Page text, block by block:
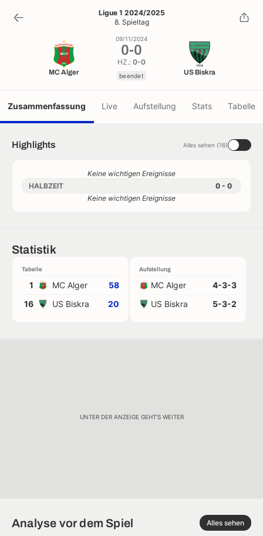
0-0
beendet
Ligue 1 2024/2025
8. Spieltag
MC Alger
09/11/2024
0-0
HZ.: 0-0
beendet US Biskra
Zusammenfassung Live Aufstellung Stats Tabelle
Highlights Alles sehen (16)
Keine wichtigen Ereignisse
HALBZEIT
0 - 0
Keine wichtigen Ereignisse
Statistik
Tabelle
1 MC Alger
58
16
US Biskra 20
Aufstellung
MC Alger
4-3-3
US Biskra
5-3-2
UNTER DER ANZEIGE GEHT'S WEITER
Analyse vor dem Spiel Alles sehen